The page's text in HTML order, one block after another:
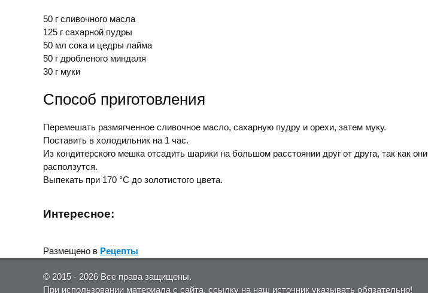
50 г сливочного масла
125 г сахарной пудры
50 мл сока и цедры лайма
50 г дробленого миндаля
30 г муки
Способ приготовления
Перемешать размягченное сливочное масло, сахарную пудру и орехи, затем муку.
Поставить в холодильник на 1 час.
Из кондитерского мешка отсадить шарики на большом расстоянии друг от друга, так как они
расползутся.
Выпекать при 170 °С до золотистого цвета.
Интересное:
Размещено в Рецепты
© 2015 - 2026 Все права защищены.
При использовании материала с сайта, ссылку на наш источник указывать обязательно!